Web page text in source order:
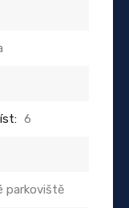
6
parkoviště